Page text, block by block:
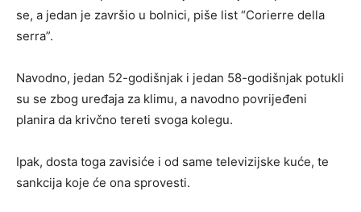
se, a jedan je završio u bolnici, piše list “Corierre della
serra”.
Navodno, jedan 52-godišnjak i jedan 58-godišnjak potukli
su se zbog uređaja za klimu, a navodno povrijeđeni
planira da krivčno tereti svoga kolegu.
Ipak, dosta toga zavisiće i od same televizijske kuće, te
sankcija koje će ona sprovesti.